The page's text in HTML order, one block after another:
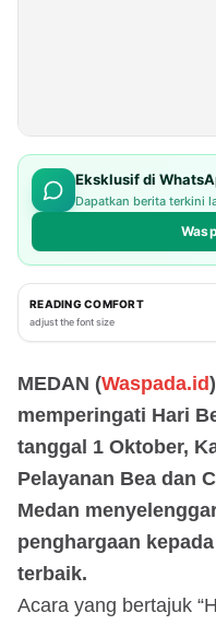
Eksklusif di
Dapatkan berita terkini
READING COMFORT
adjust the font size
MEDAN (Waspada.id
memperingati Hari
tanggal 1 Oktober,
Pelayanan Bea dan
Medan
penghargaan
terbaik.
Acara yang bertajuk